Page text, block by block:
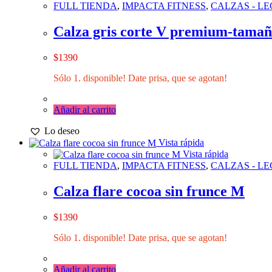
Las
pueden
página
FULL TIENDA, IMPACTA FITNESS, CALZAS -
Calza gris corte V premium-
$1390
Sólo 1. disponible! Date prisa, que se agotan!
Añadir al carrito
Lo deseo
Vista rápida
Vista rápida
FULL TIENDA, IMPACTA FITNESS, CALZAS -
Calza flare cocoa sin frunce M
$1390
Sólo 1. disponible! Date prisa, que se agotan!
Añadir al carrito